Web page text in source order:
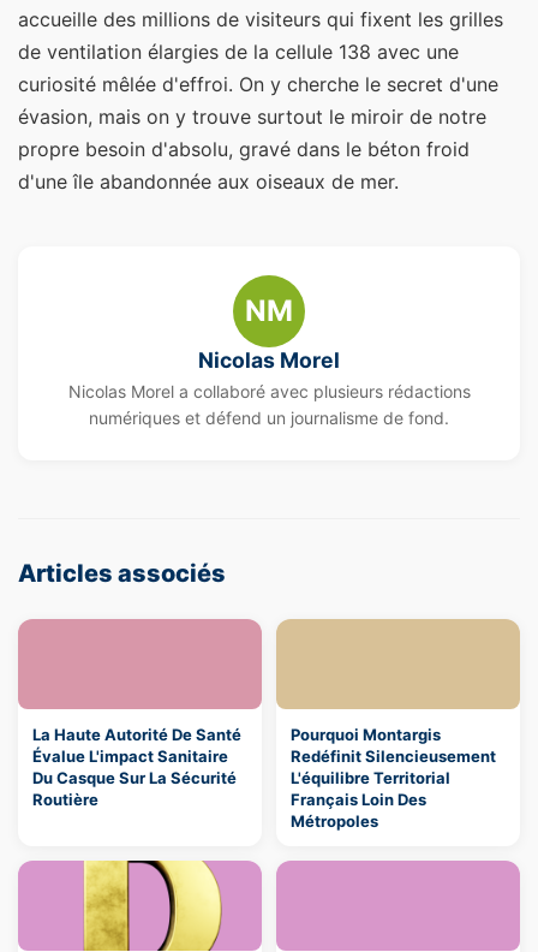
accueille des millions de visiteurs qui fixent les grilles
de ventilation élargies de la cellule 138 avec une
curiosité mêlée d'effroi. On y cherche le secret d'une
évasion, mais on y trouve surtout le miroir de notre
propre besoin d'absolu, gravé dans le béton froid
d'une île abandonnée aux oiseaux de mer.
NM
Nicolas Morel
Nicolas Morel a collaboré avec plusieurs rédactions
numériques et défend un journalisme de fond.
Articles associés
La Haute Autorité De Santé
Évalue L'impact Sanitaire
Du Casque Sur La Sécurité
Routière
Pourquoi Montargis
Redéfinit Silencieusement
L'équilibre Territorial
Français Loin Des
Métropoles